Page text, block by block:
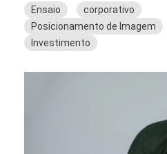
Ensaio
corporativo
Posicionamento de Imagem
Investimento